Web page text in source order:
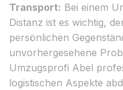
Transport: Bei einem
Distanz ist es wichtig,
persönlichen
unvorhergesehene
Umzugsprofi Abel
logistischen Aspekte